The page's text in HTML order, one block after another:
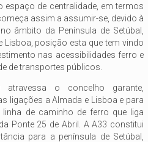
espaço de centralidade, em termos
assim a assumir-se, devido à
âmbito da Península de Setúbal,
Lisboa, posição esta que tem vindo
nas acessibilidades ferro e
de transportes públicos.
o concelho garante,
ligações a Almada e Lisboa e para
de caminho de ferro que liga
Ponte 25 de Abril. A A33 constitui
para a península de Setúbal,